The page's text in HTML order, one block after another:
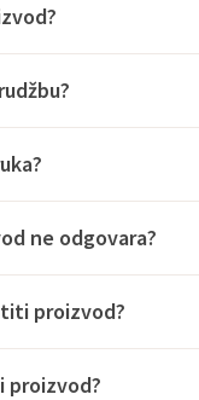
ne odgovara?
proizvod?
proizvod?